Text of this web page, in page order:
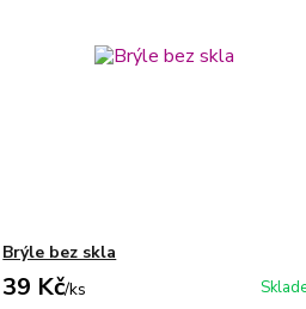
Brýle bez skla
39 Kč/ks